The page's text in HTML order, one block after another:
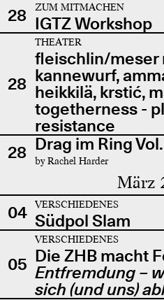
28
ZUM MITMACHEN
IGTZ Workshop
28
THEATER
fleischlin/meser
kannewurf,
heikkilä, krstić,
togetherness -
resistance
28 Drag im Ring
by Rachel Harder
März
04 VERSCHIEDENES
Südpol Slam
05
VERSCHIEDENES
Die ZHB macht
Entfremdung –
sich (und uns)